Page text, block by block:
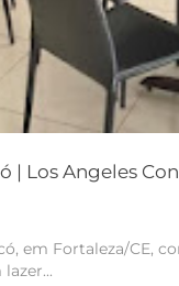
| Los Angeles
em Fortaleza/CE,